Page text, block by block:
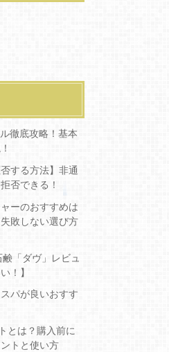
徹底攻略！基本
する方法】非通
否できる！
ーのおすすめは
敗しない選び方
「ダヴ」レビュ
！】
パが良いおすす
とは？購入前に
トと使い方